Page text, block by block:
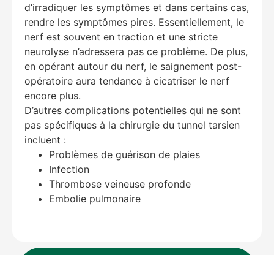
d’irradiquer les symptômes et dans certains cas,
rendre les symptômes pires. Essentiellement, le
nerf est souvent en traction et une stricte
neurolyse n’adressera pas ce problème. De plus,
en opérant autour du nerf, le saignement post-
opératoire aura tendance à cicatriser le nerf
encore plus.
D’autres complications potentielles qui ne sont
pas spécifiques à la chirurgie du tunnel tarsien
incluent :
Problèmes de guérison de plaies
Infection
Thrombose veineuse profonde
Embolie pulmonaire